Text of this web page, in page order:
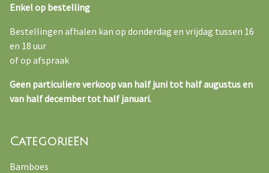
Enkel op bestelling
Bestellingen afhalen kan op donderdag en vrijdag tussen 16
en 18 uur
of op afspraak
Geen particuliere verkoop van half juni tot half augustus en
van half december tot half januari.
Categorieën
Bamboes